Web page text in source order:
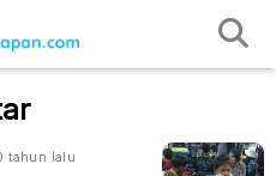
tahun lalu